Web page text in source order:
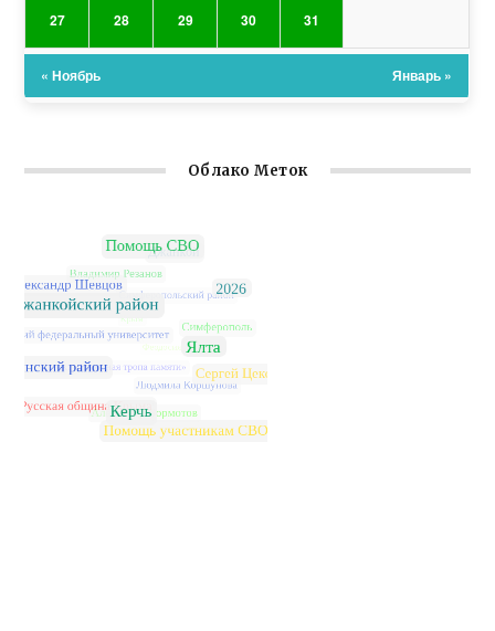
27 28 29 30 31
« Ноябрь Январь »
Облако Меток